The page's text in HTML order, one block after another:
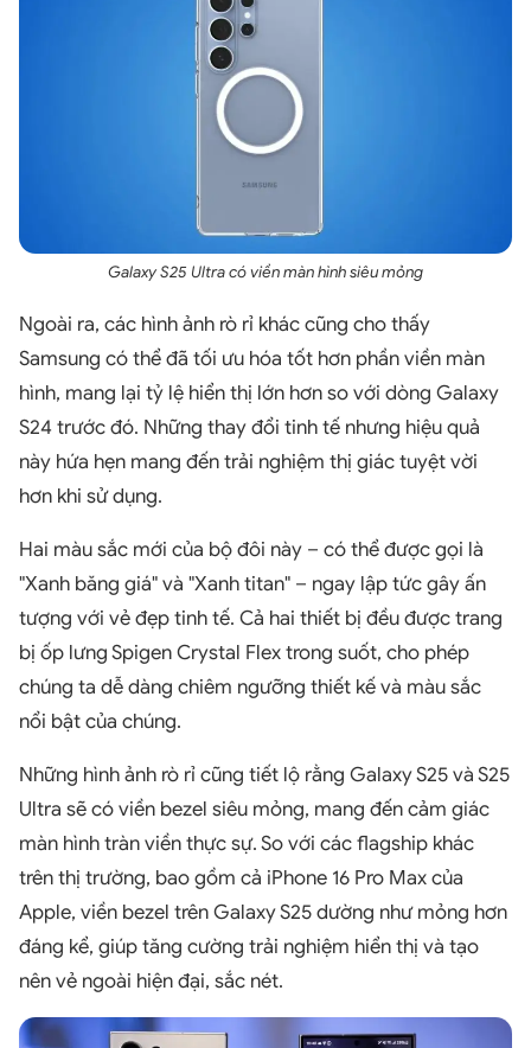
Galaxy S25 Ultra có viền màn hình siêu mỏng
Ngoài ra, các hình ảnh rò rỉ khác cũng cho thấy
Samsung có thể đã tối ưu hóa tốt hơn phần viền màn
hình, mang lại tỷ lệ hiển thị lớn hơn so với dòng Galaxy
S24 trước đó. Những thay đổi tinh tế nhưng hiệu quả
này hứa hẹn mang đến trải nghiệm thị giác tuyệt vời
hơn khi sử dụng.
Hai màu sắc mới của bộ đôi này – có thể được gọi là
"Xanh băng giá" và "Xanh titan" – ngay lập tức gây ấn
tượng với vẻ đẹp tinh tế. Cả hai thiết bị đều được trang
bị ốp lưng Spigen Crystal Flex trong suốt, cho phép
chúng ta dễ dàng chiêm ngưỡng thiết kế và màu sắc
nổi bật của chúng.
Những hình ảnh rò rỉ cũng tiết lộ rằng Galaxy S25 và S25
Ultra sẽ có viền bezel siêu mỏng, mang đến cảm giác
màn hình tràn viền thực sự. So với các flagship khác
trên thị trường, bao gồm cả iPhone 16 Pro Max của
Apple, viền bezel trên Galaxy S25 dường như mỏng hơn
đáng kể, giúp tăng cường trải nghiệm hiển thị và tạo
nên vẻ ngoài hiện đại, sắc nét.